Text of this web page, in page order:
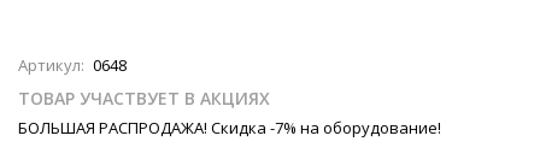
Артикул: 0648
ТОВАР УЧАСТВУЕТ В АКЦИЯХ
БОЛЬШАЯ РАСПРОДАЖА! Скидка -7% на оборудование!